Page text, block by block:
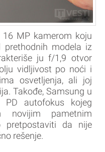
MP kamerom koju
modela iz
ju f/1,9 otvor
vidljivost po noći i
osvetljenja, ali joj
Takođe, Samsung u
PD autofokus kojeg
novijim pametnim
pretpostaviti da nije
rešenje.